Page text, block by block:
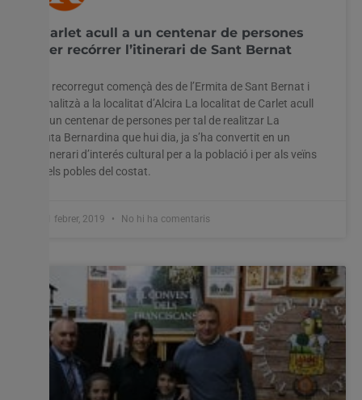
Carlet acull a un centenar de persones
per recórrer l’itinerari de Sant Bernat
El recorregut començà des de l’Ermita de Sant Bernat i
finalitzà a la localitat d’Alcira La localitat de Carlet acull
a un centenar de persones per tal de realitzar La
ruta Bernardina que hui dia, ja s’ha convertit en un
itinerari d’interés cultural per a la població i per als veïns
dels pobles del costat.
11 febrer, 2019 No hi ha comentaris
Utilitzem cookies al nostre lloc web per oferir-vos
l'experiència més rellevant recordant les vostres preferències
i visites repetides. En fer clic a "Acceptar-ho tot", accepteu
l'ús de TOTES les cookies. Tanmateix, podeu visitar
"Configuració de les galetes" per proporcionar un
Configuració cookies Accepta tot